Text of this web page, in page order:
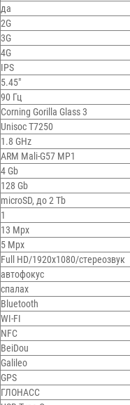
да
2G
3G
4G
IPS
5.45"
90 Гц
Corning Gorilla Glass 3
Unisoc T7250
1.8 GHz
ARM Mali-G57 MP1
4 Gb
128 Gb
microSD, до 2 Тb
1
13 Mpx
5 Mpx
Full HD/1920х1080/стереозвук
автофокус
спалах
Bluetooth
WI-FI
NFC
BeiDou
Galileo
GPS
ГЛОНАСС